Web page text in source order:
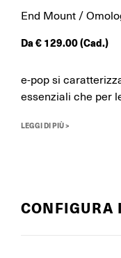
End Mount /
Da€ 129.00(Cad.)
e-pop si
essenziali che per
LEGGI DI PIÙ >
CONFIGURA